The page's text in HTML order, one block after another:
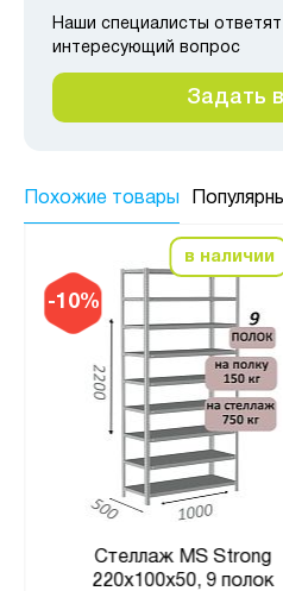
Наши специалисты
интересующий вопрос
Задать
Похожие товары
-10%
в наличии
Стеллаж MS Strong
220х100х50, 9 полок